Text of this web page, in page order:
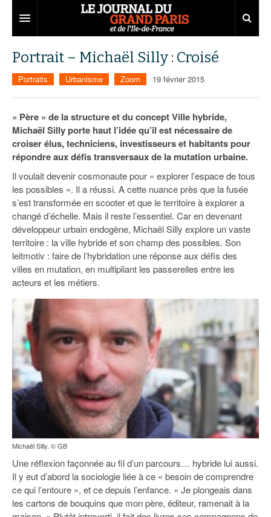
Territoires
Aménagement
Collectivités
Institutions
Services urbains
Entreprises
Développement économique
Emploi
Attractivité
Transport
Marchés publics
Départements
75
77
91
92
93
Carnet
Nominations
Agenda
Les Assises du Grand Paris
Ecouter les épisodes
Lire les résumés
Portrait – Michaël Silly : Croisé
Portraits Urbanisme Zoom 19 février 2015
« Père » de la structure et du concept Ville hybride,
Michaël Silly porte haut l’idée qu’il est nécessaire de
croiser élus, techniciens, investisseurs et habitants pour
répondre aux défis transversaux de la mutation urbaine.
Il voulait devenir cosmonaute pour « explorer l’espace de tous
les possibles ». Il a réussi. A cette nuance près que la fusée
s’est transformée en scooter et que le territoire à explorer a
changé d’échelle. Mais il reste l’essentiel. Car en devenant
développeur urbain endogène, Michaël Silly explore un vaste
territoire : la ville hybride et son champ des possibles. Son
leitmotiv : faire de l’hybridation une réponse aux défis des
villes en mutation, en multipliant les passerelles entre les
acteurs et les métiers.
Michaël Silly. © GB
Une réflexion façonnée au fil d’un parcours… hybride lui aussi.
Il y eut d’abord la sociologie liée à ce « besoin de comprendre
ce qui l’entoure », et ce depuis l’enfance. « Je plongeais dans
les cartons de bouquins que mon père, éditeur, ramenait à la